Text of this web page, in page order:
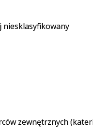
niesklasyfikowany
zewnętrznych